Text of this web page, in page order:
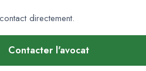
directement.
Contacter l'avocat